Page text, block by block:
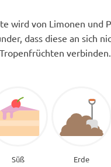
wird von Limonen und
dass diese an sich
Süß Erde